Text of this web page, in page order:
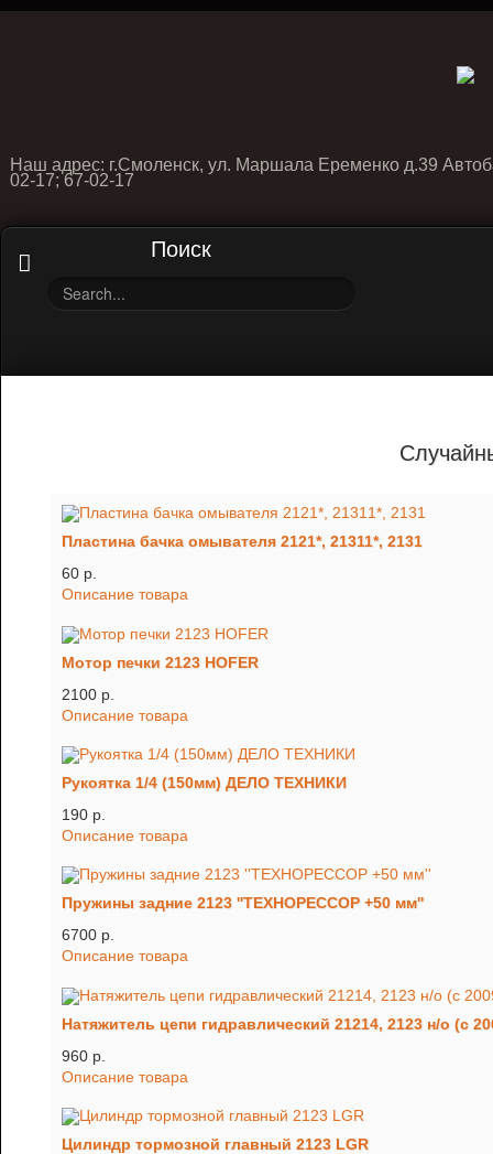
Наш адрес: г.Смоленск, ул. Маршала Еременко д.39
02-17; 67-02-17
Поиск
Пластина бачка омывателя 2121*, 21311*, 2131
60 p.
Описание товара
Мотор печки 2123 HOFER
2100 p.
Описание товара
Рукоятка 1/4 (150мм) ДЕЛО ТЕХНИКИ
190 p.
Описание товара
Пружины задние 2123 ''ТЕХНОРЕССОР +50 мм''
6700 p.
Описание товара
Натяжитель цепи гидравлический 21214, 2123 н/о (с
960 p.
Описание товара
Цилиндр тормозной главный 2123 LGR